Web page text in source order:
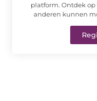
platform. Ontdek
anderen kunnen